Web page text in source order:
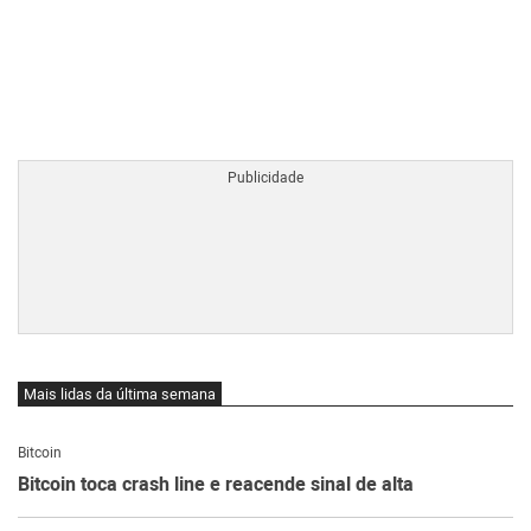
Mais lidas da última semana
Bitcoin
Bitcoin toca crash line e reacende sinal de alta